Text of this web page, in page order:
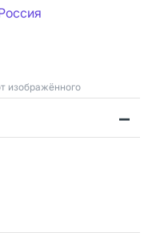
изображённого